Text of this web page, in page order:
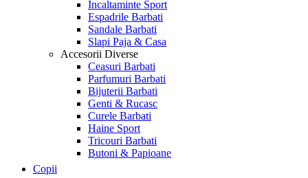
Incaltaminte Sport
Espadrile Barbati
Sandale Barbati
Slapi Paja & Casa
Accesorii Diverse
Ceasuri Barbati
Parfumuri Barbati
Bijuterii Barbati
Genti & Rucasc
Curele Barbati
Haine Sport
Tricouri Barbati
Butoni & Papioane
Copii